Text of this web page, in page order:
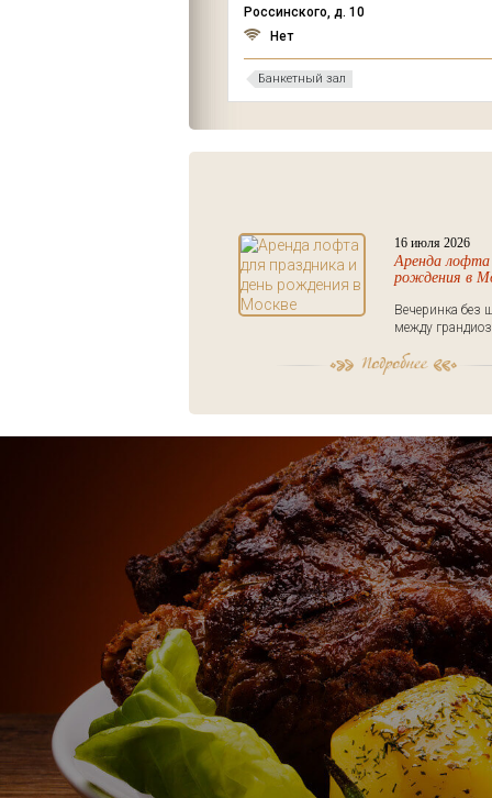
Россинского, д. 10
Нет
Банкетный зал
16 июля 2026
Аренда лофта
рождения в
Вечеринка без
между